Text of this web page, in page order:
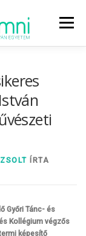
Menü
ÍRTA
Győri Tánc- és
Kollégium végzős
képesítő